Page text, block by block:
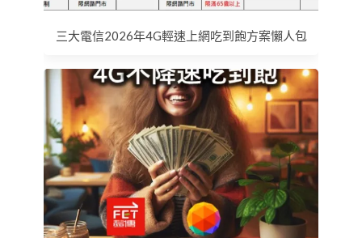
三大電信2026年4G輕速上網吃到飽方案懶人包